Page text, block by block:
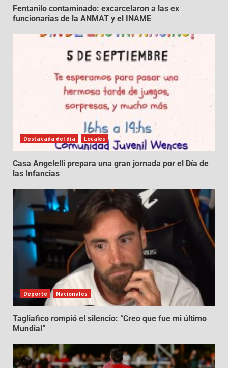
Fentanilo contaminado: excarcelaron a las ex
funcionarias de la ANMAT y el INAME
Destacada del día Locales
Casa Angelelli prepara una gran jornada por el Día de
las Infancias
Deporte Nacionales
Tagliafico rompió el silencio: “Creo que fue mi último
Mundial”